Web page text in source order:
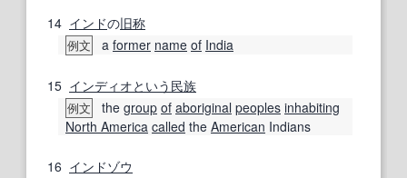
14 インドの旧称
例文 a former name of India
15 インディオという 民族
例文 the group of aboriginal peoples inhabiting
North America called the American Indians
16 インドゾウ